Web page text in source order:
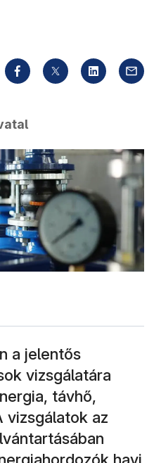
a jelentős
vizsgálatára
távhő,
vizsgálatok az
havi